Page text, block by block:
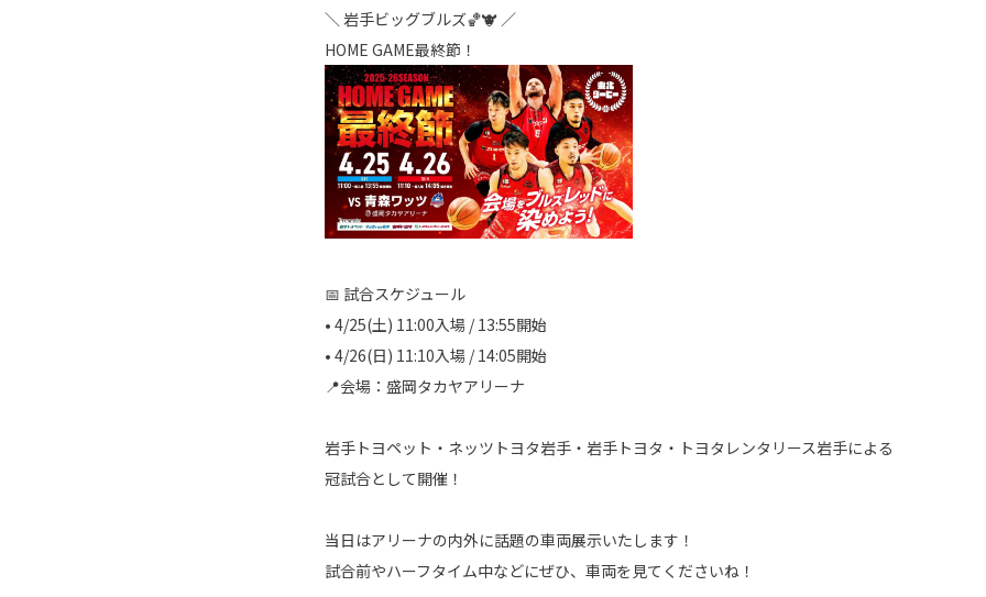
＼ 岩手ビッグブルズ🏀🐮 ／
HOME GAME最終節！
📅 試合スケジュール
• 4/25(土) 11:00入場 / 13:55開始
• 4/26(日) 11:10入場 / 14:05開始
📍会場：盛岡タカヤアリーナ
岩手トヨペット・ネッツトヨタ岩手・岩手トヨタ・トヨタレンタリース岩手による
冠試合として開催！
当日はアリーナの内外に話題の車両展示いたします！
試合前やハーフタイム中などにぜひ、車両を見てくださいね！